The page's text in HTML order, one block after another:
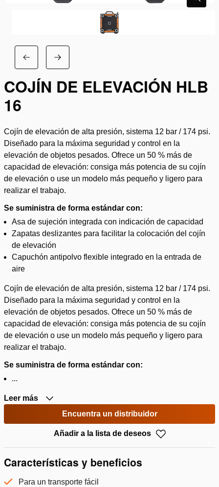
COJÍN DE ELEVACIÓN HLB
16
Cojín de elevación de alta presión, sistema 12 bar / 174 psi.
Diseñado para la máxima seguridad y control en la
elevación de objetos pesados. Ofrece un 50 % más de
capacidad de elevación: consiga más potencia de su cojín
de elevación o use un modelo más pequeño y ligero para
realizar el trabajo.
Se suministra de forma estándar con:
Asa de sujeción integrada con indicación de capacidad
Zapatas deslizantes para facilitar la colocación del cojín
de elevación
Capuchón antipolvo flexible integrado en la entrada de
aire
Cojín de elevación de alta presión, sistema 12 bar / 174 psi.
Diseñado para la máxima seguridad y control en la
elevación de objetos pesados. Ofrece un 50 % más de
capacidad de elevación: consiga más potencia de su cojín
de elevación o use un modelo más pequeño y ligero para
realizar el trabajo.
Se suministra de forma estándar con:
...
Leer más
Encuentra un distribuidor
Añadir a la lista de deseos
Características y beneficios
Para un transporte fácil